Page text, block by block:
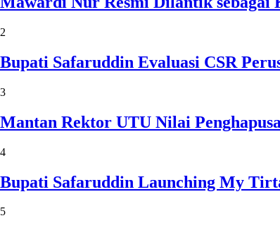
2
Bupati Safaruddin Evaluasi CSR
3
Mantan Rektor UTU Nilai
4
Bupati Safaruddin Launching My
5